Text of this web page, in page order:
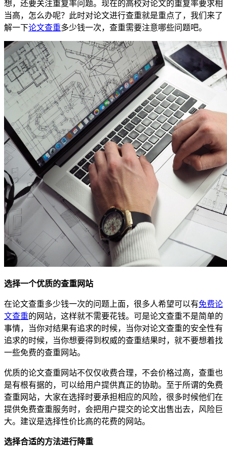
想，还要关注重复率问题。现在的高校对论文的重复率要求相
当高，怎么办呢？此时对论文进行查重就是重点了，我们来了
解一下论文查重多少钱一次，查重需要注意哪些问题吧。
选择一个优质的查重网站
在论文查重多少钱一次的问题上面，很多人希望可以有免费论
文查重的网站，这样就不需要花钱。可是论文查重不是简单的
事情，当你对结果有追求的时候，当你对论文查重的安全性有
追求的时候，当你想要得到权威的查重结果时，就不要想着找
一些免费的查重网站。
优质的论文查重网站不仅仅收费合理，不会价格过高，查重也
是有根有据的，可以给用户提供真正的协助。至于所谓的免费
查重网站，大家在选择时要承担相应的风险，很多时候他们在
提供免费查重服务时，会把用户提交的论文出售出去，风险巨
大。建议是选择性价比高的花费的网站。
选择合适的方法进行降重